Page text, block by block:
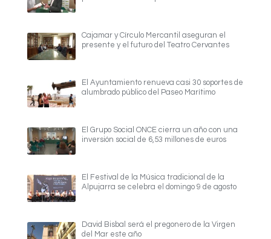
Cajamar y Círculo Mercantil aseguran el
presente y el futuro del Teatro Cervantes
El Ayuntamiento renueva casi 30 soportes de
alumbrado público del Paseo Marítimo
El Grupo Social ONCE cierra un año con una
inversión social de 6,53 millones de euros
El Festival de la Música tradicional de la
Alpujarra se celebra el domingo 9 de agosto
David Bisbal será el pregonero de la Virgen
del Mar este año